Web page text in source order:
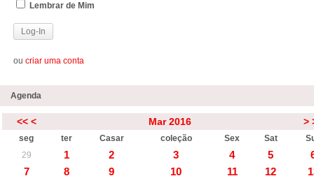
Lembrar de Mim
ou criar uma conta
Agenda
<< < Mar 2016 >
seg ter Casar coleção Sex Sat
29
1 2 3 4 5
7
8 9 10 11 12